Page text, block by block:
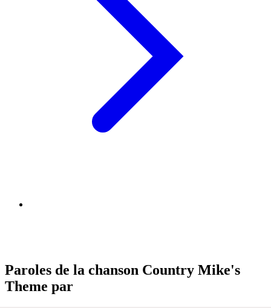
Paroles de la chanson Country Mike's
Theme par